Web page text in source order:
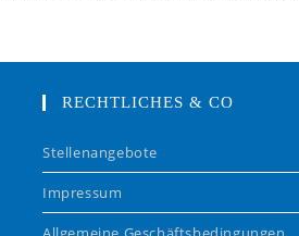
RECHTLICHES & CO
Stellenangebote
Impressum